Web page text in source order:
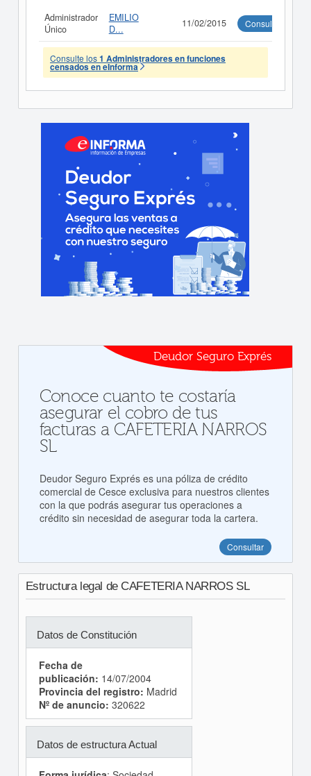
Administrador
Único
EMILIO
D...
11/02/2015 Consultar
Consulte los1 Administradores en funciones
censados en eInforma
Deudor Seguro Exprés
Conoce cuanto te costaría
asegurar el cobro de tus
facturas a CAFETERIA NARROS
SL
Deudor Seguro Exprés es una póliza de crédito
comercial de Cesce exclusiva para nuestros clientes
con la que podrás asegurar tus operaciones a
crédito sin necesidad de asegurar toda la cartera.
Consultar
Estructura legal de CAFETERIA NARROS SL
Datos de Constitución
Fecha de
publicación: 14/07/2004
Provincia del registro: Madrid
Nº de anuncio: 320622
Datos de estructura Actual